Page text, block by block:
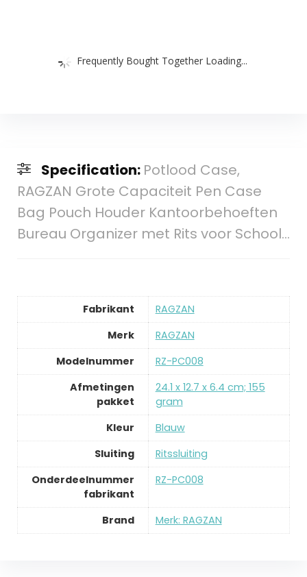
Frequently Bought Together Loading...
Specification: Potlood Case,
RAGZAN Grote Capaciteit Pen Case
Bag Pouch Houder Kantoorbehoeften
Bureau Organizer met Rits voor School…
Fabrikant
‎RAGZAN
Merk
‎RAGZAN
Modelnummer
‎RZ-PC008
Afmetingen
pakket
‎24.1 x 12.7 x 6.4 cm; 155
gram
Kleur
‎Blauw
Sluiting
‎Ritssluiting
Onderdeelnummer
fabrikant
‎RZ-PC008
Brand Merk: RAGZAN